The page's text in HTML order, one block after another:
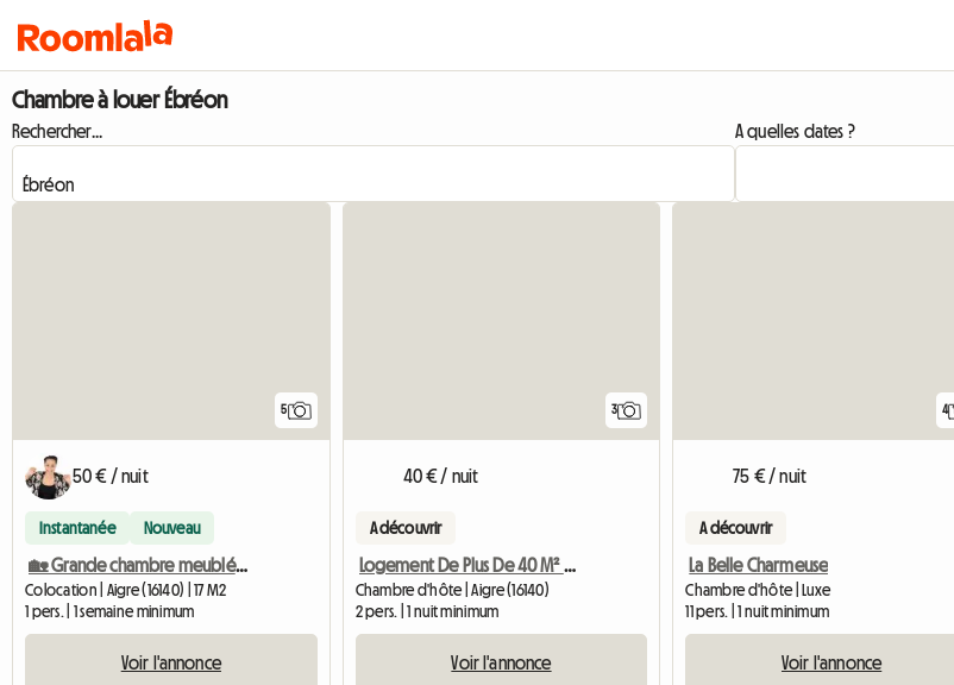
Chambre à louer Ébréon
Rechercher... A quelles dates ?
5
50 € / nuit
Instantanée Nouveau
🏡 Grande chambre meublée dans une maison avec jardin 🌿
Colocation | Aigre (16140) | 17 M2
1 pers. | 1 semaine minimum
Voir l'annonce
3
40 € / nuit
A découvrir
Logement De Plus De 40 M² À Louer
Chambre d'hôte | Aigre (16140)
2 pers. | 1 nuit minimum
Voir l'annonce
4
75 € / nuit
A découvrir
La Belle Charmeuse
Chambre d'hôte | Luxe
11 pers. | 1 nuit minimum
Voir l'annonce